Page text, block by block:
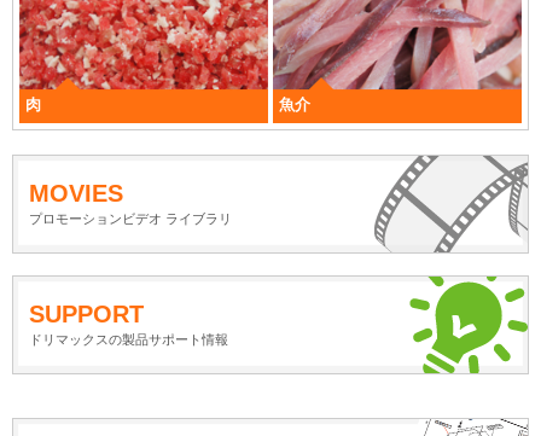
肉 魚介
MOVIES
プロモーションビデオ ライブラリ
SUPPORT
ドリマックスの製品サポート情報